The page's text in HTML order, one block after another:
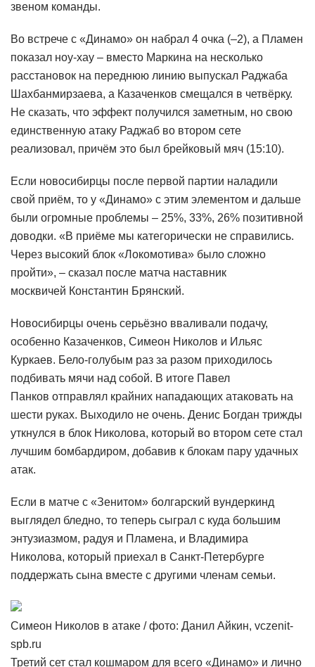
звеном команды.
Во встрече с «Динамо» он набрал 4 очка (–2), а Пламен
показал ноу-хау – вместо Маркина на несколько
расстановок на переднюю линию выпускал Раджаба
Шахбанмирзаева, а Казаченков смещался в четвёрку.
Не сказать, что эффект получился заметным, но свою
единственную атаку Раджаб во втором сете
реализовал, причём это был брейковый мяч (15:10).
Если новосибирцы после первой партии наладили
свой приём, то у «Динамо» с этим элементом и дальше
были огромные проблемы – 25%, 33%, 26% позитивной
доводки. «В приёме мы категорически не справились.
Через высокий блок «Локомотива» было сложно
пройти», – сказал после матча наставник
москвичей Константин Брянский.
Новосибирцы очень серьёзно вваливали подачу,
особенно Казаченков, Симеон Николов и Ильяс
Куркаев. Бело-голубым раз за разом приходилось
подбивать мячи над собой. В итоге Павел
Панков отправлял крайних нападающих атаковать на
шести руках. Выходило не очень. Денис Богдан трижды
уткнулся в блок Николова, который во втором сете стал
лучшим бомбардиром, добавив к блокам пару удачных
атак.
Если в матче с «Зенитом» болгарский вундеркинд
выглядел бледно, то теперь сыграл с куда большим
энтузиазмом, радуя и Пламена, и Владимира
Николова, который приехал в Санкт-Петербурге
поддержать сына вместе с другими членам семьи.
Симеон Николов в атаке / фото: Данил Айкин, vczenit-
spb.ru
Третий сет стал кошмаром для всего «Динамо» и лично